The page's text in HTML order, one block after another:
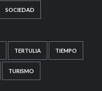
SOCIEDAD
TERTULIA TIEMPO
TURISMO